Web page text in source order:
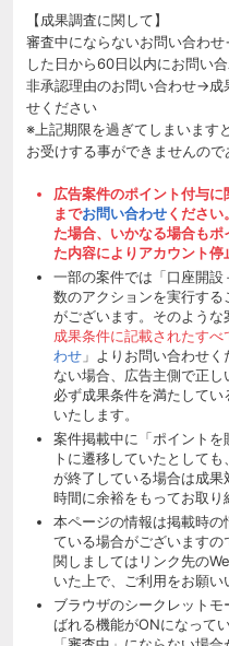
【成果調査に関して】
審査中にならないお問い合わ
した日から60日以内にお問い
非承認理由のお問い合わせ→成
せください
※上記期限を過ぎてしまいます
お受けする事ができませんので
広告案件のポイント付与
までお問い合わせください
た場合、いかなる場合も
た内容によりアカウント停
一部の案件では「口座開
数のアクションを実行す
がございます。そのような
成果条件に記載されたす
わせ」よりお問い合わせ
ない場合、広告主側で正し
必ず成果条件を満たして
いたします。
案件掲載中に「ポイント
トに遷移していたとして
が終了している場合は成
時間に余裕をもってお取り
本ページの情報は掲載時
ている場合がございます
関しましてはリンク先の
いた上で、ご利用をお願い
ブラウザのシークレット
ばれる機能がONになって